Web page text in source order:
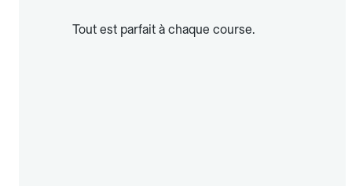
Tout est parfait à chaque course.